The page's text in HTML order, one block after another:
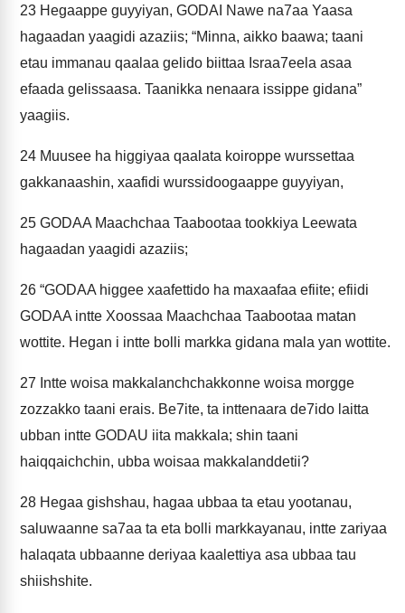
23 Hegaappe guyyiyan, GODAI Nawe na7aa Yaasa
hagaadan yaagidi azaziis; “Minna, aikko baawa; taani
etau immanau qaalaa gelido biittaa Israa7eela asaa
efaada gelissaasa. Taanikka nenaara issippe gidana”
yaagiis.
24 Muusee ha higgiyaa qaalata koiroppe wurssettaa
gakkanaashin, xaafidi wurssidoogaappe guyyiyan,
25 GODAA Maachchaa Taabootaa tookkiya Leewata
hagaadan yaagidi azaziis;
26 “GODAA higgee xaafettido ha maxaafaa efiite; efiidi
GODAA intte Xoossaa Maachchaa Taabootaa matan
wottite. Hegan i intte bolli markka gidana mala yan wottite.
27 Intte woisa makkalanchchakkonne woisa morgge
zozzakko taani erais. Be7ite, ta inttenaara de7ido laitta
ubban intte GODAU iita makkala; shin taani
haiqqaichchin, ubba woisaa makkalanddetii?
28 Hegaa gishshau, hagaa ubbaa ta etau yootanau,
saluwaanne sa7aa ta eta bolli markkayanau, intte zariyaa
halaqata ubbaanne deriyaa kaalettiya asa ubbaa tau
shiishshite.